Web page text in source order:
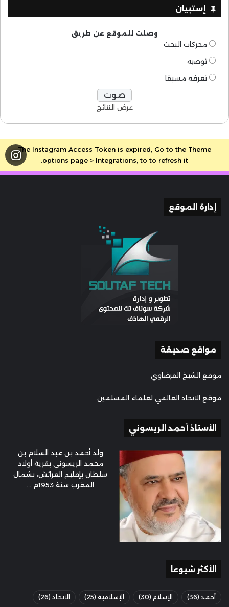
إستبيان
وصلت للموقع عن طريق
محركات البحث
توصيه
تعرفه مسبقا
عرض النتائج
The Instagram Access Token is expired, Go to the Theme
options page > Integrations, to to refresh it.
إدارة الموقع
مواقع صديقة
موقع الشيخ القرضاوي
موقع الاتحاد العالمي لعلماء المسلمين
الأستاذ أحمد الريسوني
ولد أحمد بن عبد السلام بن
محمد الريسوني بقرية أولاد
سلطان بإقليم العرائش، بشمال
المغرب سنة 1953م ...
الأكثر شيوعا
أحمد (36) الإسلام (30) الإسلامية (25) الاتحاد (26)